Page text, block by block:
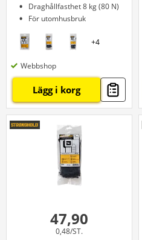
Draghållfasthet 8 kg (80 N)
För utomhusbruk
+4
Webbshop
Lägg i korg
47,90
0,48/ST.